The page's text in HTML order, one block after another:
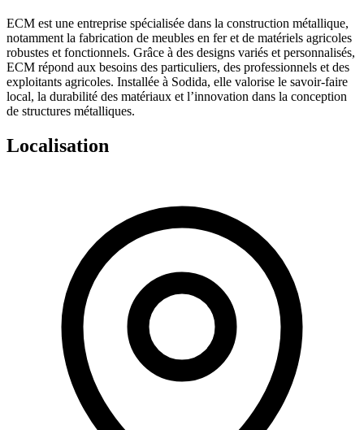
ECM est une entreprise spécialisée dans la construction métallique,
notamment la fabrication de meubles en feret de matériels agricoles
robustes et fonctionnels. Grâce à des designs variés et personnalisés,
ECM répond aux besoins des particuliers, des professionnels et des
exploitants agricoles. Installée à Sodida, elle valorise le savoir-faire
local, la durabilité des matériaux et l’innovation dans la conception
de structures métalliques.
Localisation